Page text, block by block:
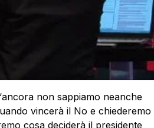
non sappiamo neanche
vincerà il No e chiederemo
cosa deciderà il presidente